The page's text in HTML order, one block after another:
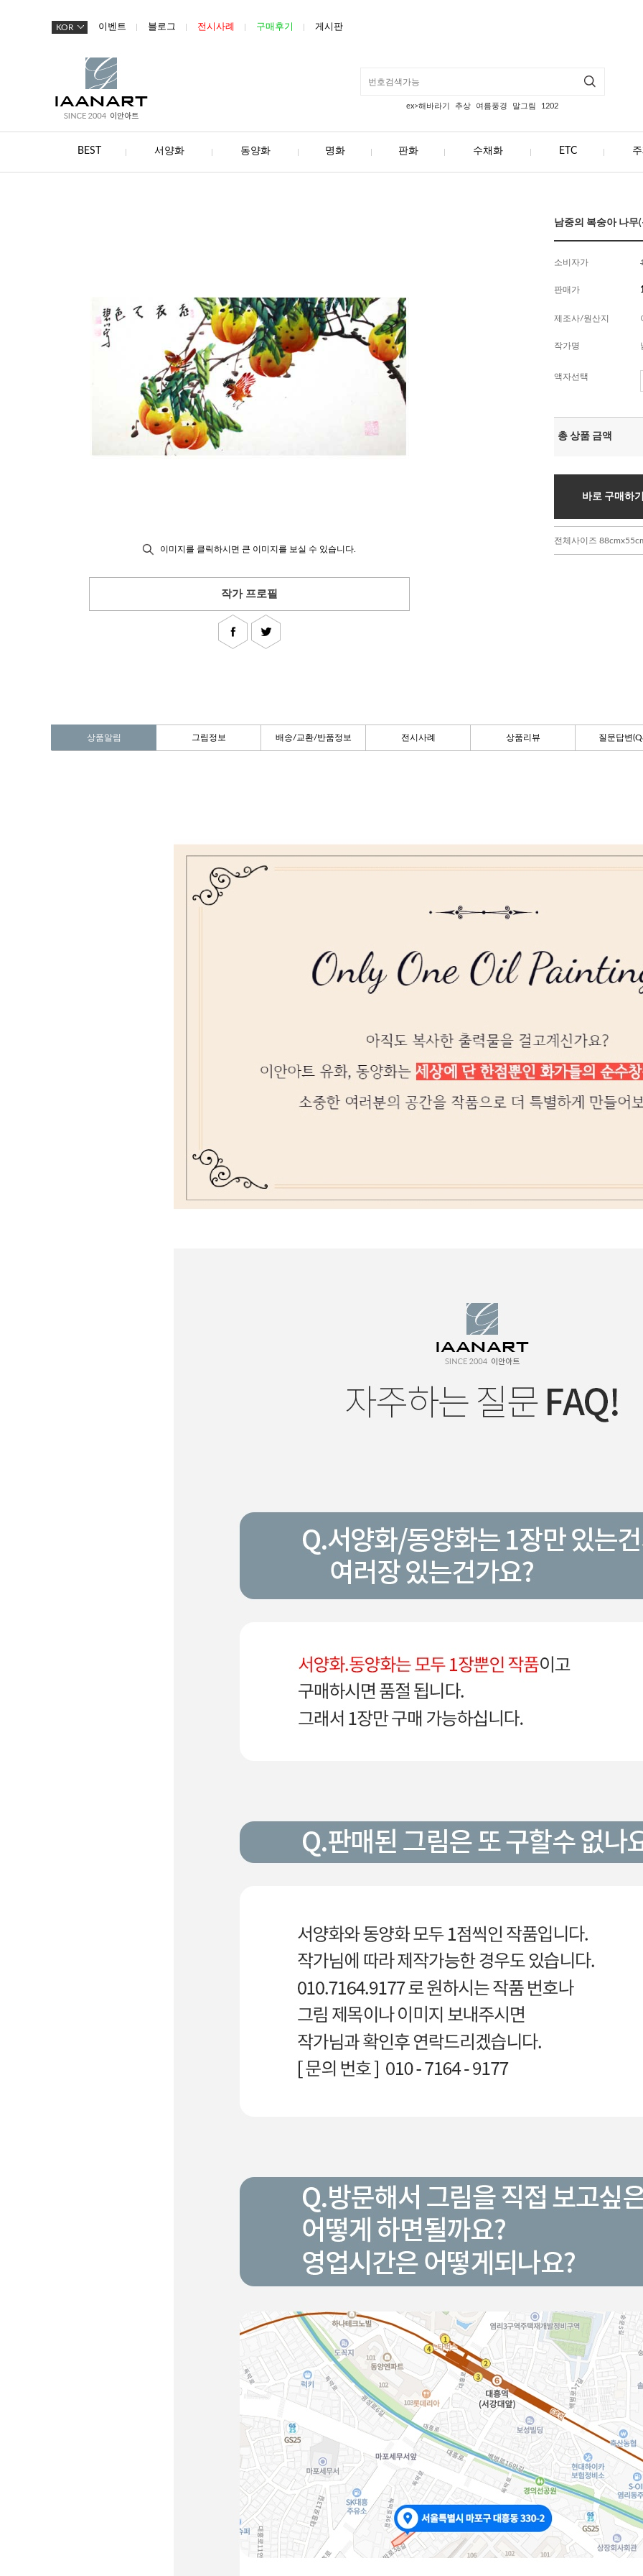
KOR 이벤트 블로그 전시사례 구매후기 게시판
ex>해바라기 추상 여름풍경 말그림 1202
BEST 서양화 동양화 명화 판화 수채화 ETC
이미지를 클릭하시면 큰 이미지를 보실 수 있습니다.
작가 프로필
남중의 복숭아 나
소비자가
판매가
제조사/원산지
작가명
액자선택
총 상품 금액
바로 구매하
전체사이즈
상품알림 그림정보 배송/교환/반품정보 전시사례 상품리뷰 질문답변